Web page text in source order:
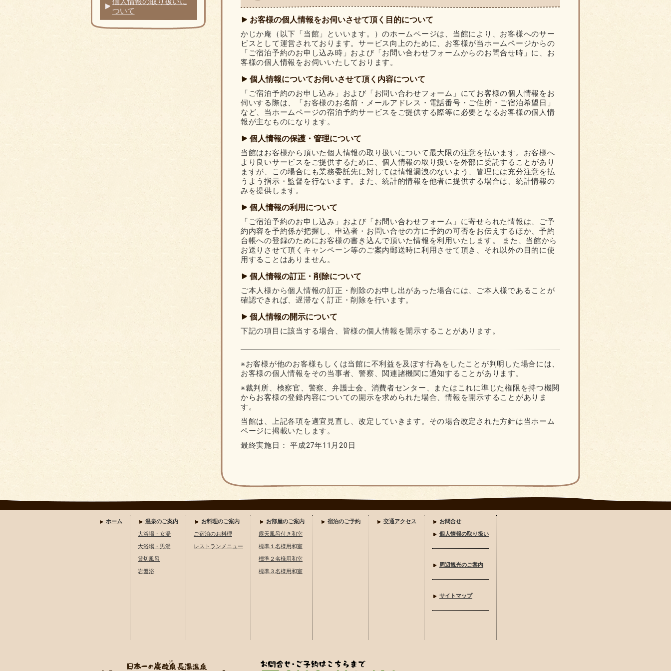
ついて
お客様の個人情報をお伺いさせて頂く目的について
かじか庵（以下「当館」といいます。）のホームページは、当館により、お客様へのサー
ビスとして運営されております。サービス向上のために、お客様が当ホームページからの
「ご宿泊予約のお申し込み時」および「お問い合わせフォームからのお問合せ時」に、お
客様の個人情報をお伺いいたしております。
個人情報についてお伺いさせて頂く内容について
「ご宿泊予約のお申し込み」および「お問い合わせフォーム」にてお客様の個人情報をお
伺いする際は、「お客様のお名前・メールアドレス・電話番号・ご住所・ご宿泊希望日」
など、当ホームページの宿泊予約サービスをご提供する際等に必要となるお客様の個人情
報が主なものになります。
個人情報の保護・管理について
当館はお客様から頂いた個人情報の取り扱いについて最大限の注意を払います。お客様へ
より良いサービスをご提供するために、個人情報の取り扱いを外部に委託することがあり
ますが、この場合にも業務委託先に対しては情報漏洩のないよう、管理には充分注意を払
うよう指示・監督を行ないます。また、統計的情報を他者に提供する場合は、統計情報の
みを提供します。
個人情報の利用について
「ご宿泊予約のお申し込み」および「お問い合わせフォーム」に寄せられた情報は、ご予
約内容を予約係が把握し、申込者・お問い合せの方に予約の可否をお伝えするほか、予約
台帳への登録のためにお客様の書き込んで頂いた情報を利用いたします。 また、当館から
お送りさせて頂くキャンペーン等のご案内郵送時に利用させて頂き、それ以外の目的に使
用することはありません。
個人情報の訂正・削除について
ご本人様から個人情報の訂正・削除のお申し出があった場合には、ご本人様であることが
確認できれば、遅滞なく訂正・削除を行います。
個人情報の開示について
下記の項目に該当する場合、皆様の個人情報を開示することがあります。
※お客様が他のお客様もしくは当館に不利益を及ぼす行為をしたことが判明した場合には、
お客様の個人情報をその当事者、警察、関連諸機関に通知することがあります。
※裁判所、検察官、警察、弁護士会、消費者センター、またはこれに準じた権限を持つ機関
からお客様の登録内容についての開示を求められた場合、情報を開示することがありま
す。
当館は、上記各項を適宜見直し、改定していきます。その場合改定された方針は当ホーム
ページに掲載いたします。
最終実施日： 平成27年11月20日
ホーム
温泉のご案内
大浴場・女湯
大浴場・男湯
貸切風呂
岩盤浴
お料理のご案内
ご宿泊のお料理
レストランメニュー
お部屋のご案内
露天風呂付き和室
標準１名様用和室
標準２名様用和室
標準３名様用和室
宿泊のご予約 交通アクセス
お問合せ
個人情報の取り扱い
周辺観光のご案内
サイトマップ